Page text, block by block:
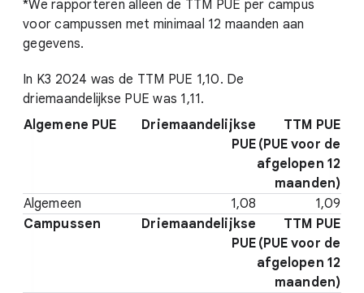
*We rapporteren alleen de TTM PUE per campus
voor campussen met minimaal 12 maanden aan
gegevens.
In K3 2024 was de TTM PUE 1,10. De
driemaandelijkse PUE was 1,11.
Algemene PUE
Driemaandelijkse
PUE
TTM PUE
(PUE voor de
afgelopen 12
maanden)
Algemeen
1,08
1,09
Campussen
Driemaandelijkse
PUE
TTM PUE
(PUE voor de
afgelopen 12
maanden)